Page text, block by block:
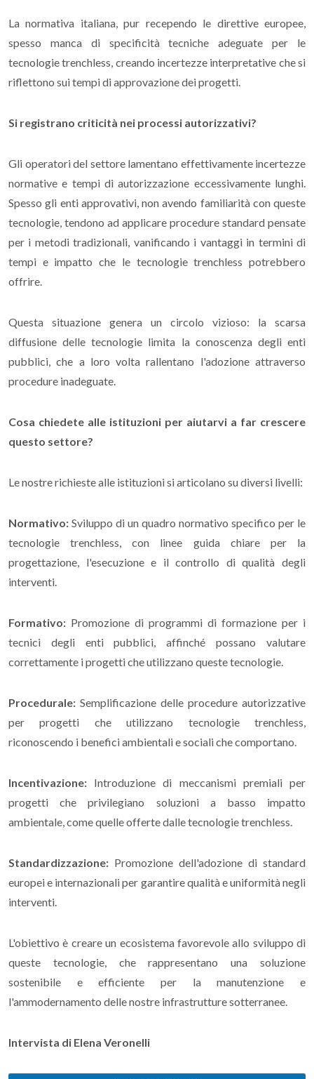
La normativa italiana, pur recependo le direttive europee,
spesso manca di specificità tecniche adeguate per le
tecnologie trenchless, creando incertezze interpretative che si
riflettono sui tempi di approvazione dei progetti.
Si registrano criticità nei processi autorizzativi?
Gli operatori del settore lamentano effettivamente incertezze
normative e tempi di autorizzazione eccessivamente lunghi.
Spesso gli enti approvativi, non avendo familiarità con queste
tecnologie, tendono ad applicare procedure standard pensate
per i metodi tradizionali, vanificando i vantaggi in termini di
tempi e impatto che le tecnologie trenchless potrebbero
offrire.
Questa situazione genera un circolo vizioso: la scarsa
diffusione delle tecnologie limita la conoscenza degli enti
pubblici, che a loro volta rallentano l'adozione attraverso
procedure inadeguate.
Cosa chiedete alle istituzioni per aiutarvi a far crescere
questo settore?
Le nostre richieste alle istituzioni si articolano su diversi livelli:
Normativo: Sviluppo di un quadro normativo specifico per le
tecnologie trenchless, con linee guida chiare per la
progettazione, l'esecuzione e il controllo di qualità degli
interventi.
Formativo: Promozione di programmi di formazione per i
tecnici degli enti pubblici, affinché possano valutare
correttamente i progetti che utilizzano queste tecnologie.
Procedurale: Semplificazione delle procedure autorizzative
per progetti che utilizzano tecnologie trenchless,
riconoscendo i benefici ambientali e sociali che comportano.
Incentivazione: Introduzione di meccanismi premiali per
progetti che privilegiano soluzioni a basso impatto
ambientale, come quelle offerte dalle tecnologie trenchless.
Standardizzazione: Promozione dell'adozione di standard
europei e internazionali per garantire qualità e uniformità negli
interventi.
L'obiettivo è creare un ecosistema favorevole allo sviluppo di
queste tecnologie, che rappresentano una soluzione
sostenibile e efficiente per la manutenzione e
l'ammodernamento delle nostre infrastrutture sotterranee.
Intervista di Elena Veronelli